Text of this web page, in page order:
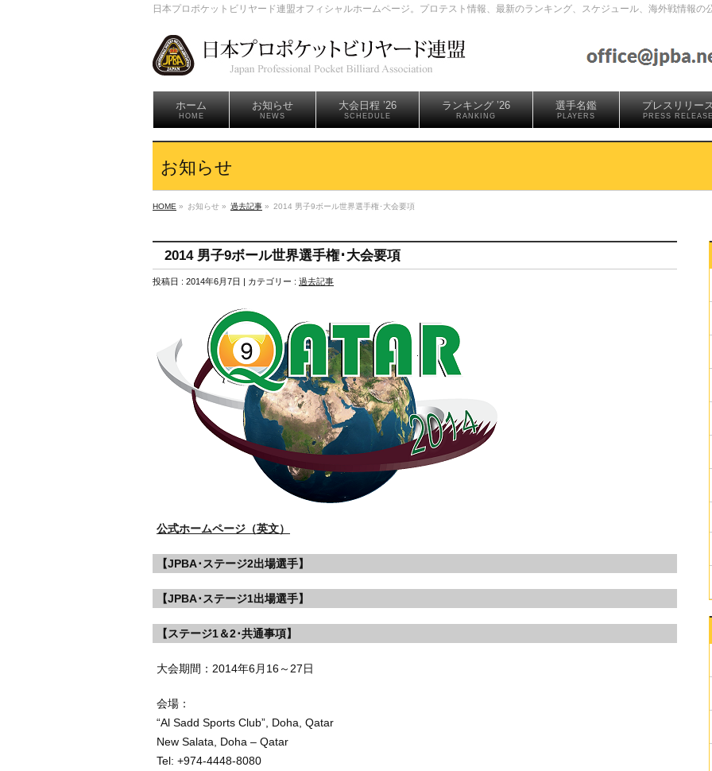
日本プロポケットビリヤード連盟オフィシャルホームページ。プロテスト情報、最新のランキング、スケジュール、海外戦情報の
ホーム
HOME
お知らせ
NEWS
大会日程 ’26
SCHEDULE
ランキング ’26
RANKING
選手名鑑
PLAYERS
プレスリリー
PRESS
お知らせ
HOME » お知らせ » 過去記事 » 2014 男子9ボール世界選手権･大会要項
2014 男子9ボール世界選手権･大会要項
投稿日 : 2014年6月7日 | カテゴリー : 過去記事
公式ホームページ（英文）
【JPBA･ステージ2出場選手】
【JPBA･ステージ1出場選手】
【ステージ1＆2･共通事項】
大会期間：2014年6月16～27日
会場：
“Al Sadd Sports Club”, Doha, Qatar
New Salata, Doha – Qatar
Tel: +974-4448-8080